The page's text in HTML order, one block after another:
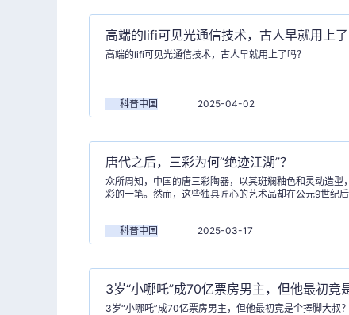
高端的lifi可见光通信技术，古人早就用上了
高端的lifi可见光通信技术，古人早就用上了吗？
科普中国 2025-04-02
唐代之后，三彩为何“绝迹江湖”？
众所周知，中国的唐三彩陶器，以其斑斓釉色和灵动造型
彩的一笔。然而，这些独具匠心的艺术品却在公元9世纪
科普中国
2025-03-17
3岁“小哪吒”成70亿票房男主，但他最初竟
3岁“小哪吒”成70亿票房男主，但他最初竟是个捧脚大叔？